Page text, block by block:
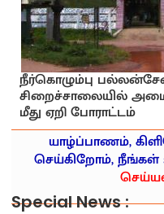
நீர்கொழும்பு
சிறைச்சாலையில்
மீது ஏறி போராட்டம்
யாழ்ப்பாணம்,
செய்கிறோம், நீங்கள்
Special News :